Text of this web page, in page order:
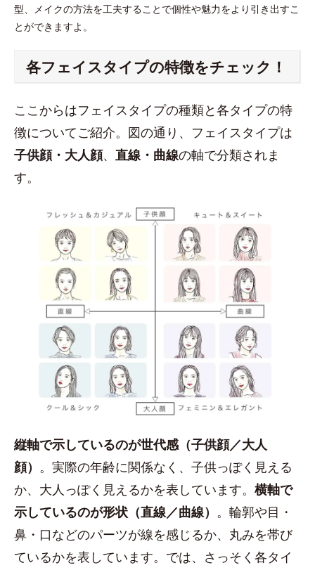
型、メイクの方法を工夫することで個性や魅力をより引き出すこ
とができますよ。
各フェイスタイプの特徴をチェック！
ここからはフェイスタイプの種類と各タイプの特
徴についてご紹介。図の通り、フェイスタイプは
子供顔・大人顔、 直線・曲線の軸で分類されま
す。
縦軸で示しているのが世代感（子供顔／大人
顔） 。実際の年齢に関係なく、子供っぽく見える
か、大人っぽく見えるかを表しています。 横軸で
示しているのが形状（直線／曲線） 。輪郭や目・
鼻・口などのパーツが線を感じるか、丸みを帯び
ているかを表しています。では、さっそく各タイ